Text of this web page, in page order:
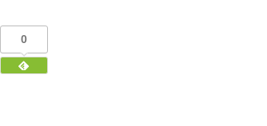
0